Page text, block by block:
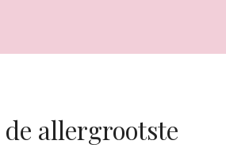
allergrootste